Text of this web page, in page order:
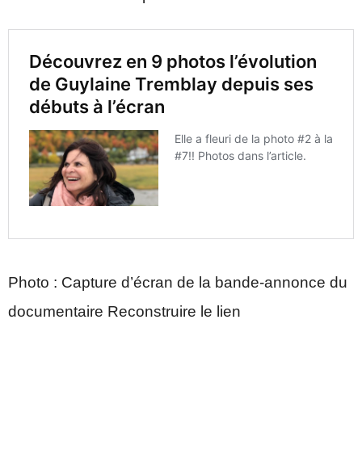
Photo : Capture d’écran de la bande-annonce du
documentaire Reconstruire le lien